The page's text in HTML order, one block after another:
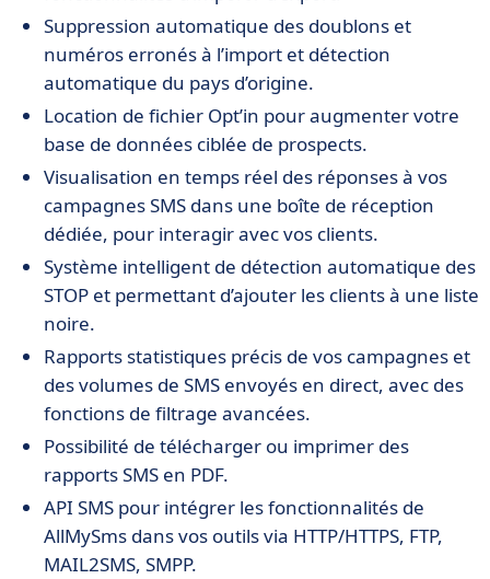
Suppression automatique des doublons et
numéros erronés à l’import et détection
automatique du pays d’origine.
Location de fichier Opt’in pour augmenter votre
base de données ciblée de prospects.
Visualisation en temps réel des réponses à vos
campagnes SMS dans une boîte de réception
dédiée, pour interagir avec vos clients.
Système intelligent de détection automatique des
STOP et permettant d’ajouter les clients à une liste
noire.
Rapports statistiques précis de vos campagnes et
des volumes de SMS envoyés en direct, avec des
fonctions de filtrage avancées.
Possibilité de télécharger ou imprimer des
rapports SMS en PDF.
API SMS pour intégrer les fonctionnalités de
AllMySms dans vos outils via HTTP/HTTPS, FTP,
MAIL2SMS, SMPP.